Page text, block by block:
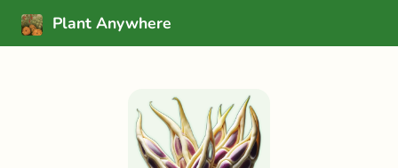
Plant Anywhere